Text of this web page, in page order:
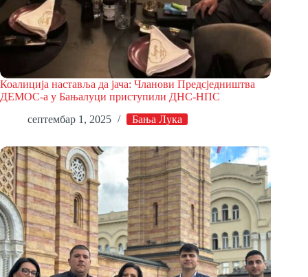
Коалиција наставља да јача: Чланови Предсједништва
ДЕМОС-а у Бањалуци приступили ДНС-НПС
септембар 1, 2025
Бања Лука